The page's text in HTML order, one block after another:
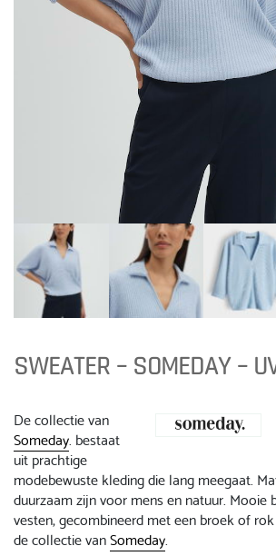
SWEATER – SOMEDAY –
De collectie van
Someday. bestaat
uit prachtige
modebewuste kleding die lang meegaat.
duurzaam zijn voor mens en natuur. Mooie
vesten, gecombineerd met een broek of
de collectie vanSomeday.